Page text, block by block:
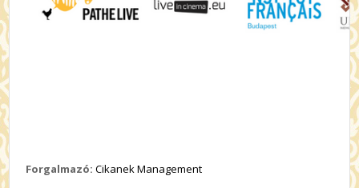
Forgalmazó: Cikanek Management